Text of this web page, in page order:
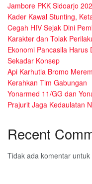
Jambore PKK Sidoarjo
Kader Kawal Stunting,
Cegah HIV Sejak Dini
Karakter dan Tolak
Ekonomi Pancasila Harus
Sekadar Konsep
Api Karhutla Bromo
Kerahkan Tim Gabungan
Yonarmed 11/GG dan
Prajurit Jaga Kedaulatan
Recent
Tidak ada komentar untuk